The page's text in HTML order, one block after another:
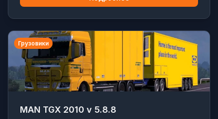
Грузовики
MAN TGX 2010 v 5.8.8